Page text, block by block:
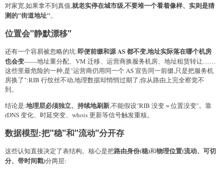
对家宽,如果拿不到真值,就老实停在城市级,不要堆一个看着像样、实则是猜
测的"街道地址"。
位置会"静默漂移"
还有一个容易被忽略的坑:即便前缀和源 AS 都不变,地址实际落在哪个机房
也会变——地址重分配、VM 迁移、运营商换服务机房、地址租赁转让……
这些里最危险的一种,是"运营商仍用同一个 AS 宣告同一前缀,只是把服务机
房换了":RIB 行纹丝不动,地理数据却悄悄过期了,你从路由上完全察觉不
到。
结论是:地理层必须独立、持续地刷新,不能假设"RIB 没变 = 位置没变"。靠
rDNS 变化、时延突变、whois 更新等信号触发重核。
数据模型:把"稳"和"流动"分开存
这些认知直接决定了表结构。核心是把路由身份(稳)和物理位置(流动、可切
分、带时间戳)分两层: